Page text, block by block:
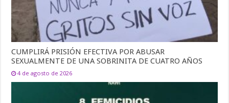
CUMPLIRÁ PRISIÓN EFECTIVA POR ABUSAR
SEXUALMENTE DE UNA SOBRINITA DE CUATRO AÑOS
4 de agosto de 2026